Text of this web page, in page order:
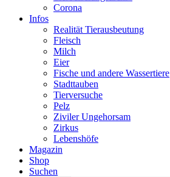
Corona
Infos
Realität Tierausbeutung
Fleisch
Milch
Eier
Fische und andere Wassertiere
Stadttauben
Tierversuche
Pelz
Ziviler Ungehorsam
Zirkus
Lebenshöfe
Magazin
Shop
Suchen